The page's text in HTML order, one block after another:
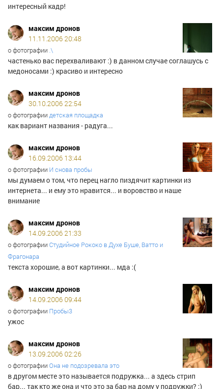
интересный кадр!
максим дронов
11.11.2006 20:48
о фотографии .\
частенько вас перехваливают :) в данном случае соглашусь с
медоносами :) красиво и интересно
максим дронов
30.10.2006 22:54
о фотографии детская площадка
как вариант названия - радуга...
максим дронов
16.09.2006 13:44
о фотографии И снова пробы
мы думаем о том, что перец нагло пиздячит картинки из
интернета... и ему это нравится... и воровство и наше
внимание
максим дронов
14.09.2006 21:33
о фотографииСтудийное Рококо в Духе Буше, Ватто и
Фрагонара
текста хорошие, а вот картинки... мда :(
максим дронов
14.09.2006 09:44
о фотографии Пробы3
ужос
максим дронов
13.09.2006 02:26
о фотографииОна не подозревала это
в другом месте это называется подружка... а здесь стрип
бар... так кто же она и что это за бар на дому у подружки? :)